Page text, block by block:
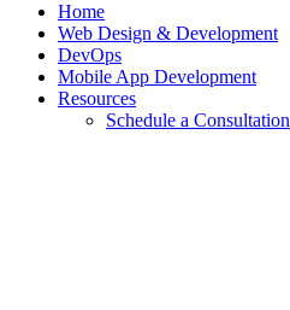
Home
Web Design & Development
DevOps
Mobile App Development
Resources
Schedule a Consultation